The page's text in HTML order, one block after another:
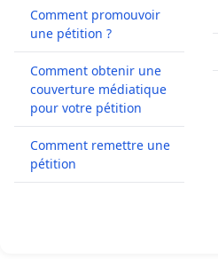
Comment promouvoir
une pétition ?
Comment obtenir une
couverture médiatique
pour votre pétition
Comment remettre une
pétition